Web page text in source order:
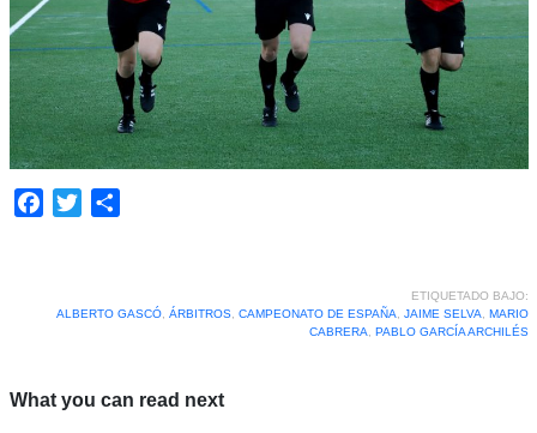
Facebook
Twitter
ETIQUETADO BAJO:
ALBERTO GASCÓ, ÁRBITROS, CAMPEONATO DE ESPAÑA, JAIME SELVA, MARIO
CABRERA, PABLO GARCÍA ARCHILÉS
What you can read next